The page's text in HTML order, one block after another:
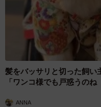
髪をバッサリと切った飼
「ワンコ様でも戸惑うのね
ANNA